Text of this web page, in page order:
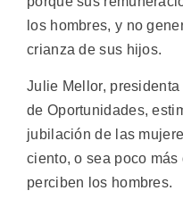
los hombres, y no
crianza de sus hijos.
Julie Mellor,
de Oportunidades,
jubilación de las
ciento, o sea poco
perciben los hombres.